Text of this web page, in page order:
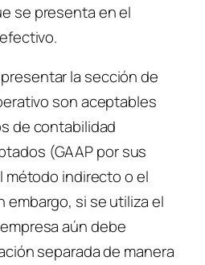
se presenta en el
la sección de
son aceptables
de contabilidad
(GAAP por sus
método indirecto o el
embargo, si se utiliza el
aún debe
separada de manera